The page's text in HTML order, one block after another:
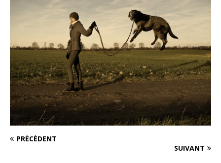
PRÉCÉDENT
SUIVANT